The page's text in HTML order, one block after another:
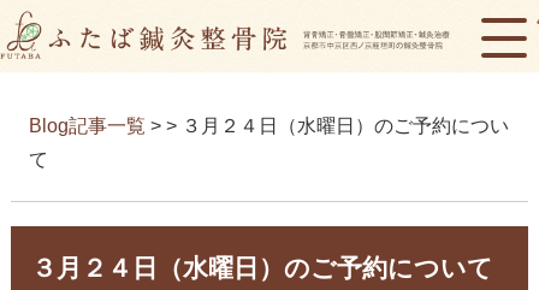
Blog記事一覧 > > ３月２４日（水曜日）のご予約につい
て
３月２４日（水曜日）のご予約について